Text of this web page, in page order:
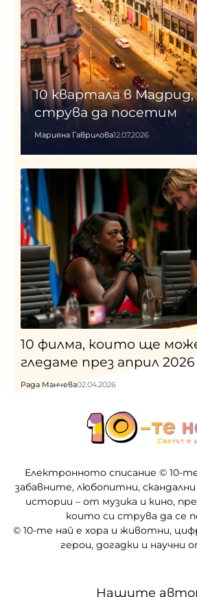
10 квартала в
струва да посетим
Марияна Гаврилова12.07.2026
10 филма, които ще
гледаме през април
Рада Манчева02.04.2026
Електронното списание © 10-
забавните, любопитни,
истории – от музика и кино,
които си струва да се
© 10-те най е хора и животни,
герои, догадки и научни
Нашите